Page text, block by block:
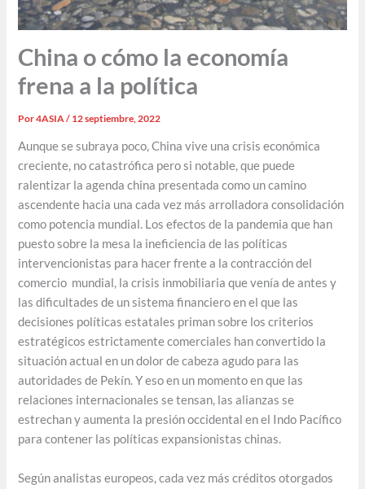
China o cómo la economía
frena a la política
Por4ASIA/ 12 septiembre, 2022
Aunque se subraya poco, China vive una crisis económica
creciente, no catastrófica pero si notable, que puede
ralentizar la agenda china presentada como un camino
ascendente hacia una cada vez más arrolladora consolidación
como potencia mundial. Los efectos de la pandemia que han
puesto sobre la mesa la ineficiencia de las políticas
intervencionistas para hacer frente a la contracción del
comercio mundial, la crisis inmobiliaria que venía de antes y
las dificultades de un sistema financiero en el que las
decisiones políticas estatales priman sobre los criterios
estratégicos estrictamente comerciales han convertido la
situación actual en un dolor de cabeza agudo para las
autoridades de Pekín. Y eso en un momento en que las
relaciones internacionales se tensan, las alianzas se
estrechan y aumenta la presión occidental en el Indo Pacífico
para contener las políticas expansionistas chinas.
Según analistas europeos, cada vez más créditos otorgados